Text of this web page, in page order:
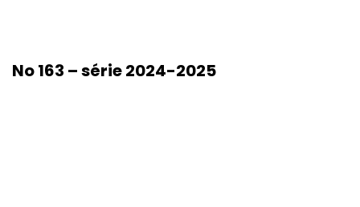
No 163 – série 2024-2025